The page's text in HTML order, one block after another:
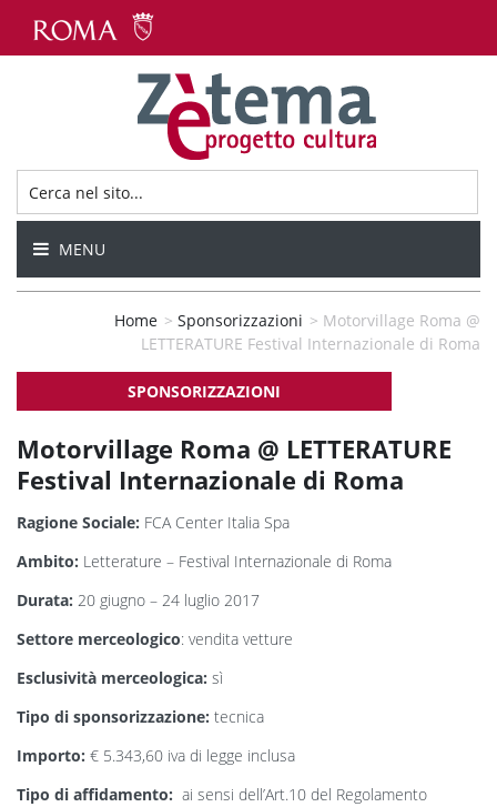
MENU
Home > Sponsorizzazioni > Motorvillage Roma @
LETTERATURE Festival Internazionale di Roma
SPONSORIZZAZIONI
Motorvillage Roma @ LETTERATURE
Festival Internazionale di Roma
Ragione Sociale: FCA Center Italia Spa
Ambito: Letterature – Festival Internazionale di Roma
Durata: 20 giugno – 24 luglio 2017
Settore merceologico: vendita vetture
Esclusività merceologica: sì
Tipo di sponsorizzazione: tecnica
Importo: € 5.343,60 iva di legge inclusa
Tipo di affidamento: ai sensi dell’Art.10 del Regolamento